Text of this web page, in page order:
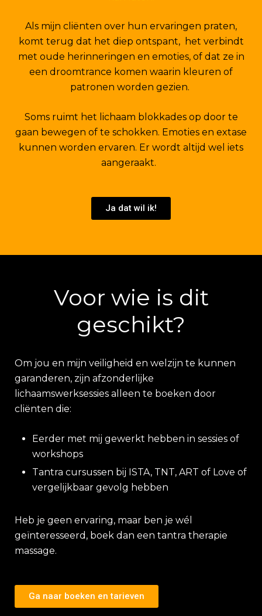
Als mijn cliënten over hun ervaringen praten,
komt terug dat het diep ontspant, het verbindt
met oude herinneringen en emoties, of dat ze in
een droomtrance komen waarin kleuren of
patronen worden gezien.
Soms ruimt het lichaam blokkades op door te
gaan bewegen of te schokken. Emoties en extase
kunnen worden ervaren. Er wordt altijd wel iets
aangeraakt.
Ja dat wil ik!
Voor wie is dit
geschikt?
Om jou en mijn veiligheid en welzijn te kunnen
garanderen, zijn afzonderlijke
lichaamswerksessies alleen te boeken door
cliënten die:
Eerder met mij gewerkt hebben in sessies of
workshops
Tantra cursussen bij ISTA, TNT, ART of Love of
vergelijkbaar gevolg hebben
Heb je geen ervaring, maar ben je wél
geïnteresseerd, boek dan een tantra therapie
massage.
Ga naar boeken en tarieven